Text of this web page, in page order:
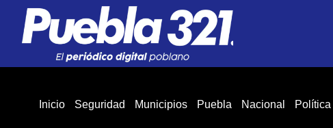
Inicio Seguridad Municipios Puebla Nacional Política